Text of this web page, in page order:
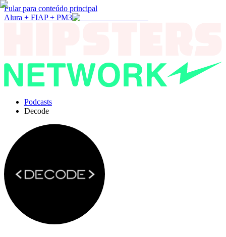
Pular para conteúdo principal
Alura + FIAP + PM3
Podcasts
Decode